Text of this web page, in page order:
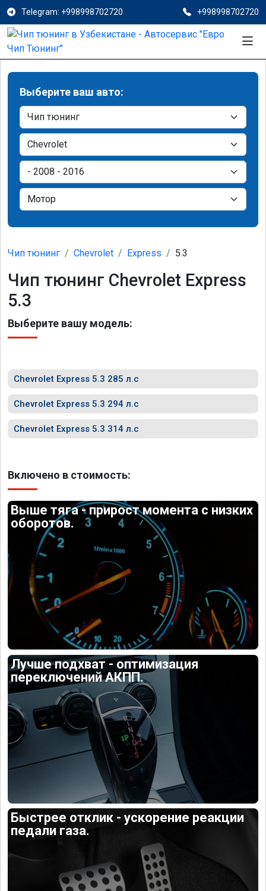
Telegram: +998998702720 +998998702720
Выберите ваш авто:
Чип тюнинг Chevrolet Express 5.3
Чип тюнинг Chevrolet Express
5.3
Выберите вашу модель:
Chevrolet Express 5.3 285 л.с
Chevrolet Express 5.3 294 л.с
Chevrolet Express 5.3 314 л.с
Включено в стоимость:
Выше тяга - прирост момента с низких
оборотов.
Лучше подхват - оптимизация
переключений АКПП.
Быстрее отклик - ускорение реакции
педали газа.